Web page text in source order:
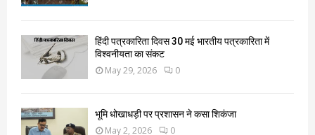
हिंदी पत्रकारिता दिवस 30 मई भारतीय पत्रकारिता में
विश्वनीयता का संकट
May 29, 2026 0
भूमि धोखाधड़ी पर प्रशासन ने कसा शिकंजा
May 2, 2026 0